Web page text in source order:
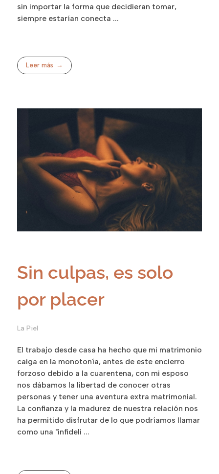
sin importar la forma que decidieran tomar,
siempre estarían conecta ...
Leer más
Sin culpas, es solo
por placer
La Piel
El trabajo desde casa ha hecho que mi matrimonio
caiga en la monotonía, antes de este encierro
forzoso debido a la cuarentena, con mi esposo
nos dábamos la libertad de conocer otras
personas y tener una aventura extra matrimonial.
La confianza y la madurez de nuestra relación nos
ha permitido disfrutar de lo que podríamos llamar
como una "infideli ...